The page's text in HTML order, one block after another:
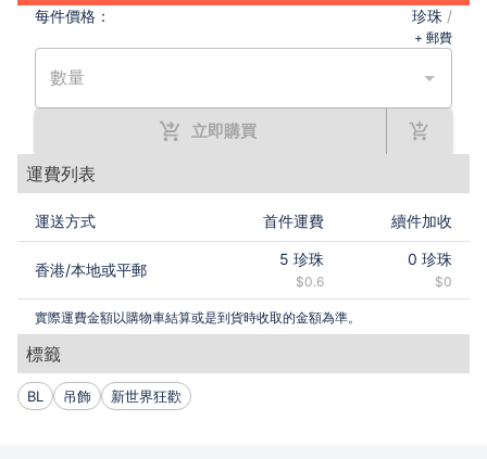
每件價格： 珍珠 /
+ 郵費
數量
立即購買
運費列表
運送方式 首件運費 續件加收
香港/本地或平郵
5 珍珠
$0.6
0 珍珠
$0
實際運費金額以購物車結算或是到貨時收取的金額為準。
標籤
BL 吊飾 新世界狂歡